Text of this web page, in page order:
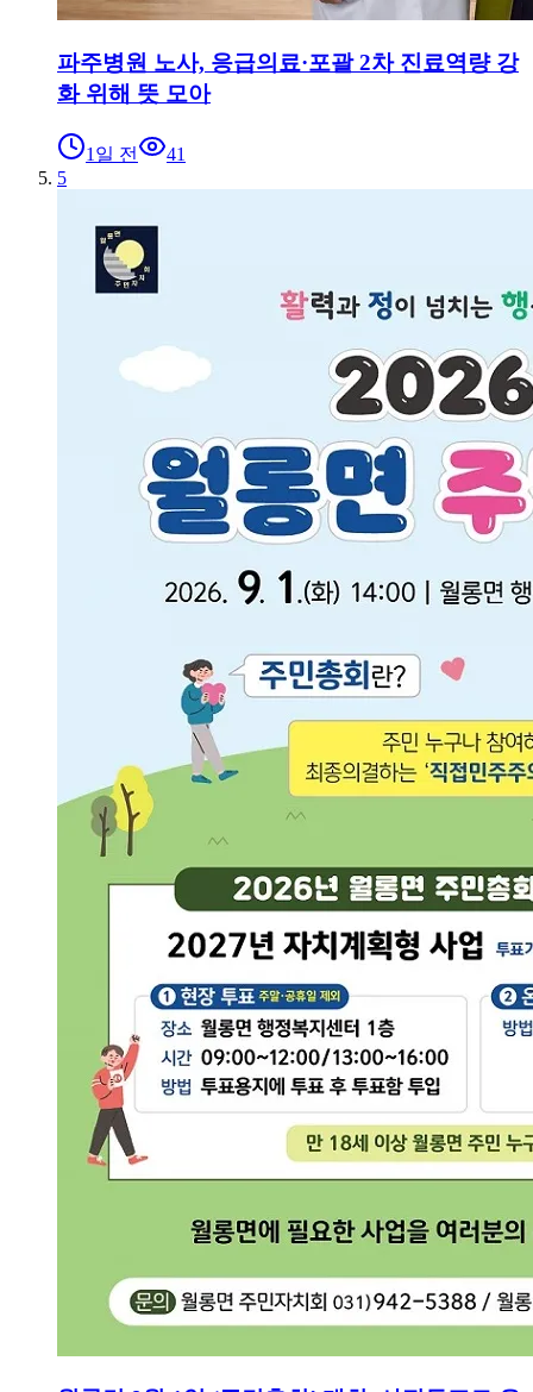
파주병원 노사, 응급의료·포괄 2차 진료역량 강
화 위해 뜻 모아
1일 전
41
5